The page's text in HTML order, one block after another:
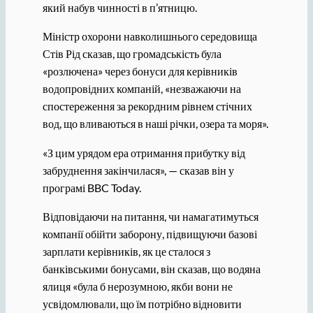
який набув чинності в п’ятницю.
Міністр охорони навколишнього середовища
Стів Рід сказав, що громадськість була
«розлючена» через бонуси для керівників
водопровідних компаній, «незважаючи на
спостереження за рекордним рівнем стічних
вод, що вливаються в наші річки, озера та моря».
«З цим урядом ера отримання прибутку від
забруднення закінчилася», — сказав він у
програмі BBC Today.
Відповідаючи на питання, чи намагатимуться
компанії обійти заборону, підвищуючи базові
зарплати керівників, як це сталося з
банківськими бонусами, він сказав, що водяна
ялиця «була б нерозумною, якби вони не
усвідомлювали, що їм потрібно відновити